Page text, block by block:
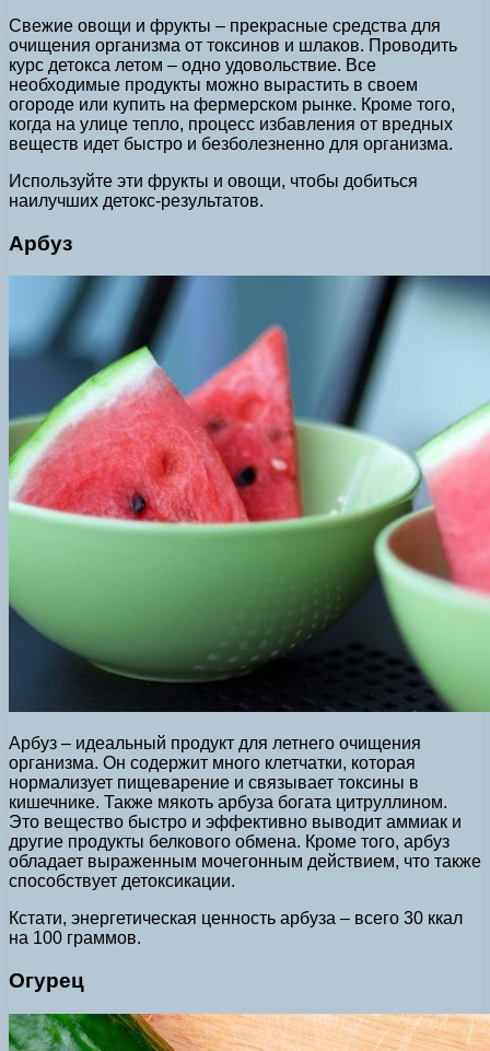
Свежие овощи и фрукты – прекрасные средства для
очищения организма от токсинов и шлаков. Проводить
курс детокса летом – одно удовольствие. Все
необходимые продукты можно вырастить в своем
огороде или купить на фермерском рынке. Кроме того,
когда на улице тепло, процесс избавления от вредных
веществ идет быстро и безболезненно для организма.
Используйте эти фрукты и овощи, чтобы добиться
наилучших детокс-результатов.
Арбуз
Арбуз – идеальный продукт для летнего очищения
организма. Он содержит много клетчатки, которая
нормализует пищеварение и связывает токсины в
кишечнике. Также мякоть арбуза богата цитруллином.
Это вещество быстро и эффективно выводит аммиак и
другие продукты белкового обмена. Кроме того, арбуз
обладает выраженным мочегонным действием, что также
способствует детоксикации.
Кстати, энергетическая ценность арбуза – всего 30 ккал
на 100 граммов.
Огурец